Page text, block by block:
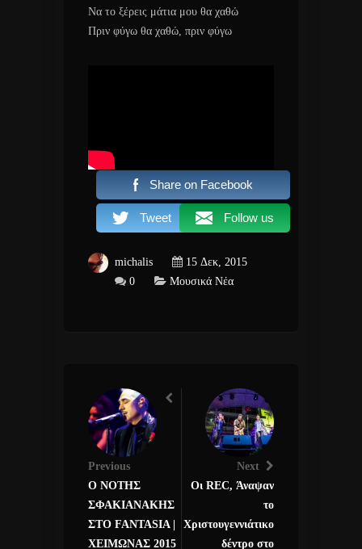
Να το ξέρεις μάτια μου θα χαθώ
Πριν φύγω θα χαθώ, πριν φύγω
Share on Facebook
Tweet Follow us
michalis
15 Δεκ, 2015
0
Μουσικά Νέα
Previous
Ο ΝΟΤΗΣ
ΣΦΑΚΙΑΝΑΚΗΣ
ΣΤΟ FANTASIA |
ΧΕΙΜΩΝΑΣ 2015
Next
Οι REC, Άναψαν
το
Χριστουγεννιάτικο
δέντρο στο